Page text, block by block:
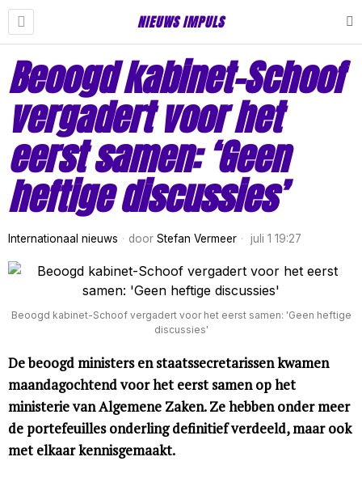
NIEUWS IMPULS
Beoogd kabinet-Schoof
vergadert voor het
eerst samen: ‘Geen
heftige discussies’
Internationaal nieuws door Stefan Vermeer juli 1 19:27
Beoogd kabinet-Schoof vergadert voor het eerst samen: 'Geen heftige
discussies'
De beoogd ministers en staatssecretarissen kwamen
maandagochtend voor het eerst samen op het
ministerie van Algemene Zaken. Ze hebben onder meer
de portefeuilles onderling definitief verdeeld, maar ook
met elkaar kennisgemaakt.